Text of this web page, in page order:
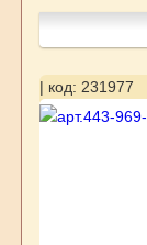
| код: 231977